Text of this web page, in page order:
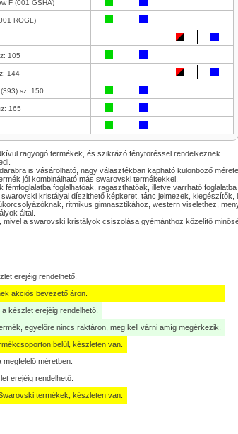
F (001 GSHA)
ROGL)
105
144
sz: 150
165
ragyogó termékek, és szikrázó fénytöréssel rendelkeznek.
is vásárolható, nagy választékban kapható különböző
jól kombinálható más swarovski termékekkel.
foglalhatóak, ragaszthatóak, illetve varrható foglalatba
kristályal díszithető képkeret, tánc jelmezek, kiegészítők,
ritmikus gimnasztikához, western viselethez,
által.
a swarovski kristályok csiszolása gyémánthoz közelítő
erejéig rendelhető.
akciós bevezető áron.
készlet erejéig rendelhető.
egyelőre nincs raktáron, meg kell várni amíg megérkezik.
belül, készleten van.
megfelelő méretben.
erejéig rendelhető.
termékek, készleten van.